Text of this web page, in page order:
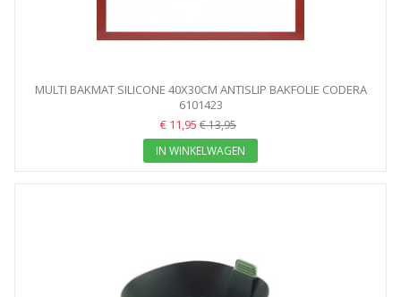
MULTI BAKMAT SILICONE 40X30CM ANTISLIP BAKFOLIE CODERA
6101423
€ 11,95 € 13,95
IN WINKELWAGEN